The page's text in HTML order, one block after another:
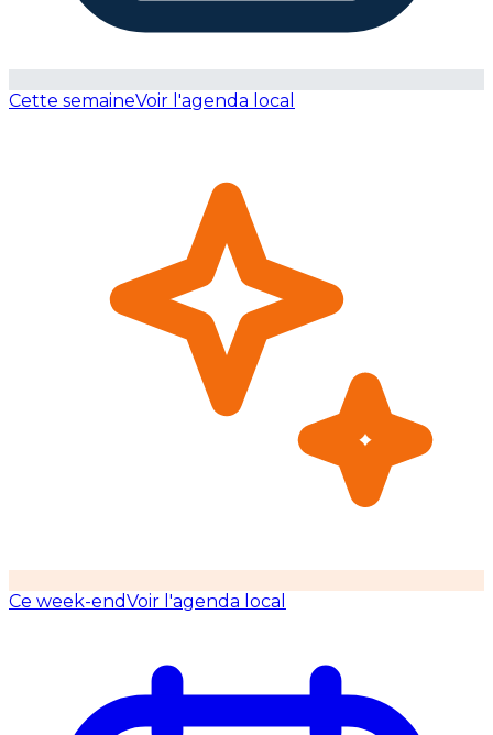
Cette semaineVoir l'agenda local
Ce week-endVoir l'agenda local